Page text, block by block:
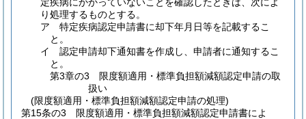
り処理するものとする。
ア
特定疾病認定申請書に却下年月日等を記載するこ
と。
イ
認定申請却下通知書を作成し、申請者に通知するこ
と。
第3章の3
限度額適用・標準負担額減額認定申請の取
扱い
(限度額適用・標準負担額減額認定申請の処理)
第15条の3
限度額適用・標準負担額減額認定申請書によ